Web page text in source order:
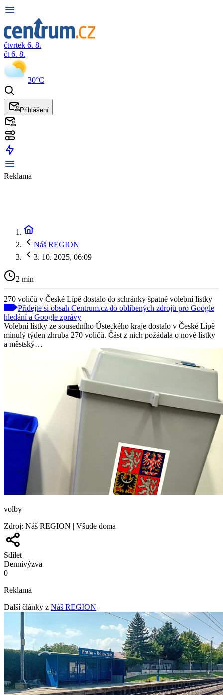
čtvrtek 6. 8.
čt 6. 8.
30°C
Přihlášení
Reklama
Náš REGION
3. 10. 2025, 06:09
2 min
270 voličů v České Lípě dostalo do schránky špatné volební lístky
Přidejte si obsah Centrum.cz do oblíbených zdrojů pro Google
hledání a Google zprávy
Volební lístky ze sousedního Ústeckého kraje dostalo v České Lípě
minulý týden zhruba 270 voličů. Část z nich požádala o nové lístky
a městský…
volby
Zdroj: Náš REGION | Všude doma
Sdílet
Dennívýzva
0
Reklama
Další články z Náš REGION